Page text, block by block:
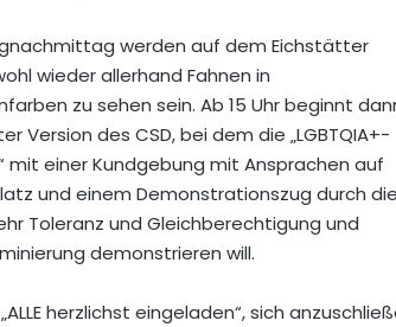
werden auf dem Eichstätter
wieder allerhand Fahnen in
zu sehen sein. Ab 15 Uhr beginnt
Version des CSD, bei dem die „LGBTQIA+-
mit einer Kundgebung mit Ansprachen auf
und einem Demonstrationszug durch die
Toleranz und Gleichberechtigung und
demonstrieren will.
herzlichst eingeladen“, sich